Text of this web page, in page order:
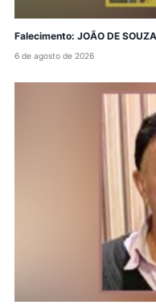
Falecimento: JOÃO DE SOUZA
6 de agosto de 2026